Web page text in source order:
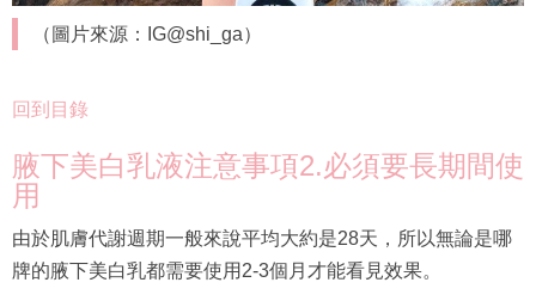
（圖片來源：IG@shi_ga）
回到目錄
腋下美白乳液注意事項2.必須要長期間使
用
由於肌膚代謝週期一般來說平均大約是28天，所以無論是哪
牌的腋下美白乳都需要使用2-3個月才能看見效果。